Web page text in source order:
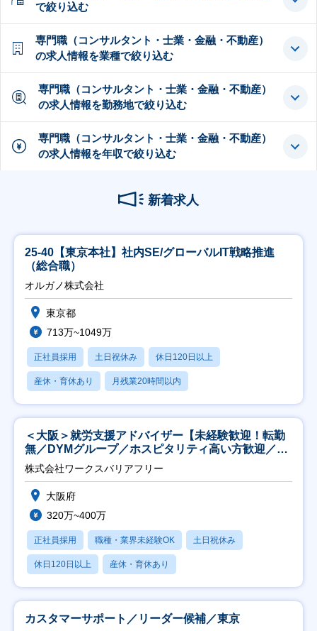
で絞り込む
専門職（コンサルタント・士業・金融・不動産）
の求人情報を業種で絞り込む
専門職（コンサルタント・士業・金融・不動産）
の求人情報を勤務地で絞り込む
専門職（コンサルタント・士業・金融・不動産）
の求人情報を年収で絞り込む
新着求人
25-40【東京本社】社内SE/グローバルIT戦略推進
（総合職）
オルガノ株式会社
東京都
713万~1049万
正社員採用 土日祝休み 休日120日以上
産休・育休あり 月残業20時間以内
＜大阪＞就労支援アドバイザー【未経験歓迎！転勤
無／DYMグループ／ホスピタリティ高い方歓迎／土
日祝】
株式会社ワークスバリアフリー
大阪府
320万~400万
正社員採用 職種・業界未経験OK 土日祝休み
休日120日以上 産休・育休あり
カスタマーサポート／リーダー候補／東京